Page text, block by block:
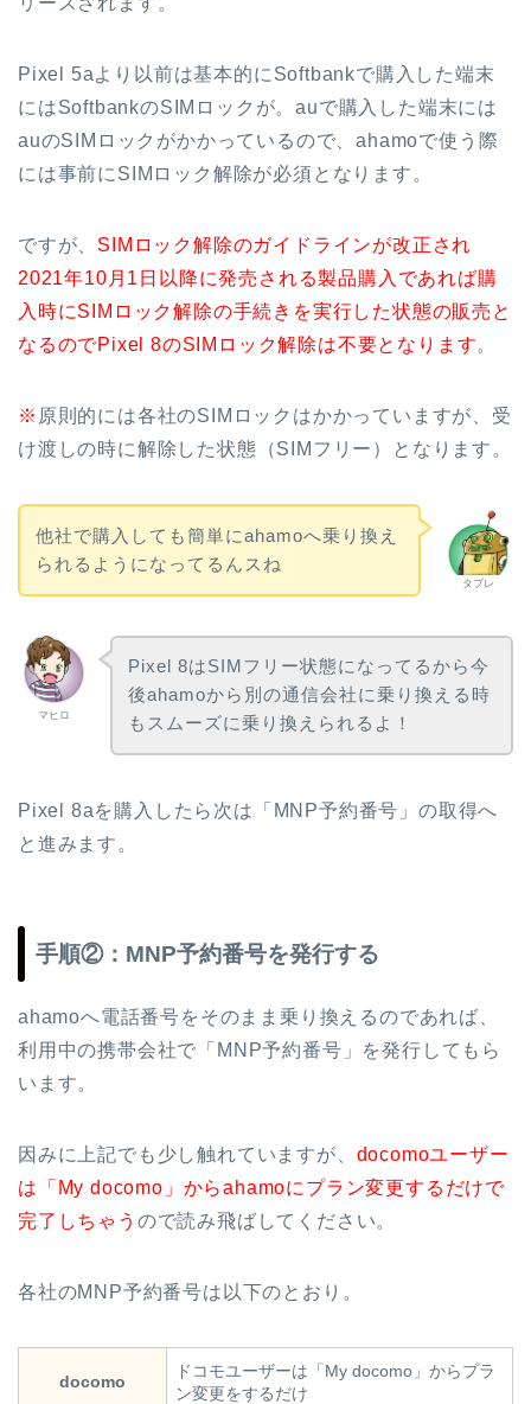
Pixel 5aより以前は基本的にSoftbankで購入した端末
にはSoftbankのSIMロックが。auで購入した端末には
auのSIMロックがかかっているので、ahamoで使う際
には事前にSIMロック解除が必須となります。
ですが、 SIMロック解除のガイドラインが改正され
2021年10月1日以降に発売される製品購入であれば購
入時にSIMロック解除の手続きを実行した状態の販売と
なるのでPixel 8のSIMロック解除は不要となります。
※ 原則的には各社のSIMロックはかかっていますが、受
け渡しの時に解除した状態（SIMフリー）となります。
タブレ
他社で購入しても簡単にahamoへ乗り換え
られるようになってるんスね
マヒロ
Pixel 8はSIMフリー状態になってるから今
後ahamoから別の通信会社に乗り換える時
もスムーズに乗り換えられるよ！
Pixel 8aを購入したら次は「MNP予約番号」の取得へ
と進みます。
手順②：MNP予約番号を発行する
ahamoへ電話番号をそのまま乗り換えるのであれば、
利用中の携帯会社で「MNP予約番号」を発行してもら
います。
因みに上記でも少し触れていますが、 docomoユーザー
は「My docomo」からahamoにプラン変更するだけで
完了しちゃう ので読み飛ばしてください。
各社のMNP予約番号は以下のとおり。
docomo
ドコモユーザーは「My docomo」からプラ
ン変更をするだけ